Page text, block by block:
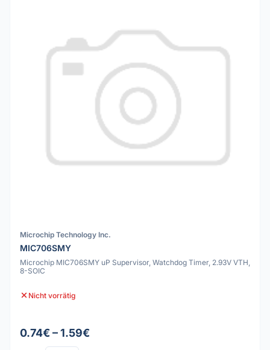
Microchip Technology Inc.
MIC706SMY
Microchip MIC706SMY uP Supervisor, Watchdog Timer, 2.93V VTH,
8-SOIC
Nicht vorrätig
0.74€ – 1.59€